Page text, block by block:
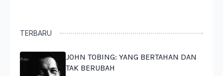
TERBARU
JOHN TOBING: YANG BERTAHAN DAN
TAK BERUBAH